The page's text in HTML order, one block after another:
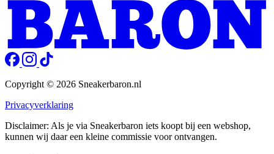
Copyright © 2026 Sneakerbaron.nl
Privacyverklaring
Disclaimer: Als je via Sneakerbaron iets koopt bij een webshop,
kunnen wij daar een kleine commissie voor ontvangen.